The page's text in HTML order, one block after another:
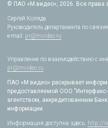
© ПАО «М.видео», 2026. Все права
Сергей Коляда
Руководитель департамента по
e-mail: pr@mvideo.ru
Управление по взаимодействию с
pr@mvideo.ru
ПАО «М.видео» раскрывает
предоставляемой ООО
агентством, аккредитованным
информации.
Информация доступна здесь: http://